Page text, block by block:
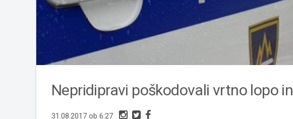
Nepridipravi poškodovali vrtno lopo
31.08.2017 ob 6:27